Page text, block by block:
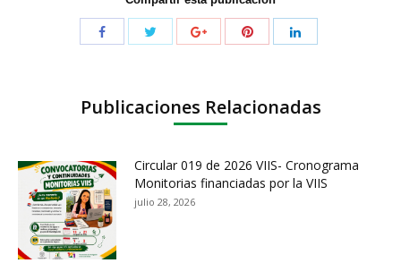
Publicaciones Relacionadas
Circular 019 de 2026 VIIS- Cronograma
Monitorias financiadas por la VIIS
julio 28, 2026